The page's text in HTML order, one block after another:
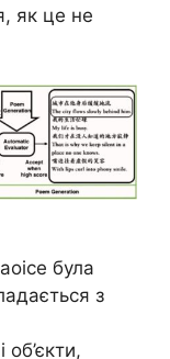
як це не
була
з